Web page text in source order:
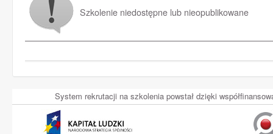
Szkolenie niedostępne lub nieopublikowane
System rekrutacji na szkolenia powstał dzięki